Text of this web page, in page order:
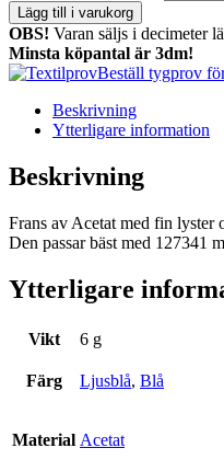
Lägg till i varukorg
OBS! Varan säljs i decimeter
Minsta köpantal är 3dm!
Beställ tygprov
Beskrivning
Ytterligare information
Beskrivning
Frans av Acetat med fin
Den passar bäst med 127341
Ytterligare
Vikt 6 g
Färg Ljusblå, Blå
Material Acetat